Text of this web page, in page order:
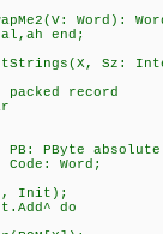
Word):
end;
Sz:
packed record
PB: PByte
Word;
Init);
do